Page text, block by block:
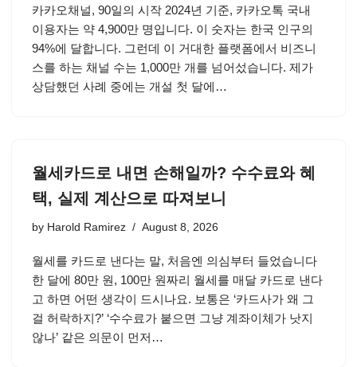
카카오채널, 90일의 시작 2024년 기준, 카카오톡 국내
이용자는 약 4,900만 명입니다. 이 숫자는 한국 인구의
94%에 달합니다. 그런데 이 거대한 플랫폼에서 비즈니
스를 하는 채널 수는 1,000만 개를 넘어섰습니다. 제가
상담했던 사례 중에는 개설 첫 달에…
월세카드로 내면 손해일까? 수수료와 혜
택, 실제 계산으로 따져보니
by Harold Ramirez August 8, 2026
월세를 카드로 낸다는 말, 처음엔 의심부터 들었습니다
한 달에 80만 원, 100만 원짜리 월세를 매달 카드로 낸다
고 하면 어떤 생각이 드시나요. 보통은 ‘카드사가 왜 그
걸 허락하지?’ ‘수수료가 붙으면 그냥 계좌이체가 낫지
않나’ 같은 의문이 먼저…